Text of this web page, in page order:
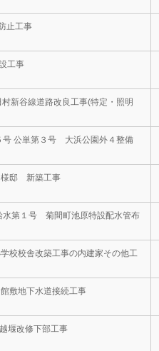
止工事
工事
新谷線道路改良工事(特定・照明
号 公単第３号 大浜公園外４整備
様邸 新築工事
水第１号 菊間町池原特設配水管布
校校舎改築工事の内建家その他工
敷地下水道接続工事
堰改修下部工事